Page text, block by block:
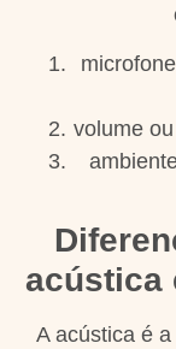
volume
acústica
A acústica é